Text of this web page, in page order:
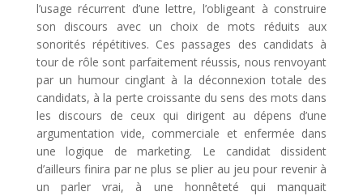
l’usage récurrent d’une lettre, l’obligeant à construire
son discours avec un choix de mots réduits aux
sonorités répétitives. Ces passages des candidats à
tour de rôle sont parfaitement réussis, nous renvoyant
par un humour cinglant à la déconnexion totale des
candidats, à la perte croissante du sens des mots dans
les discours de ceux qui dirigent au dépens d’une
argumentation vide, commerciale et enfermée dans
une logique de marketing. Le candidat dissident
d’ailleurs finira par ne plus se plier au jeu pour revenir à
un parler vrai, à une honnêteté qui manquait